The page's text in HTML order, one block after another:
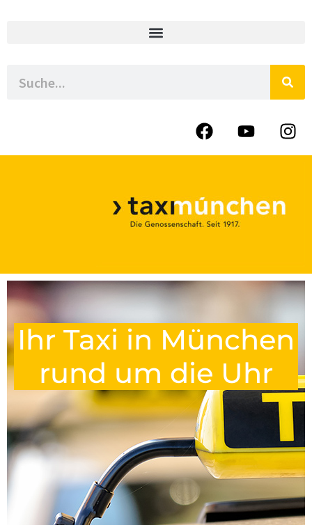
Ihr Taxi in München
rund um die Uhr